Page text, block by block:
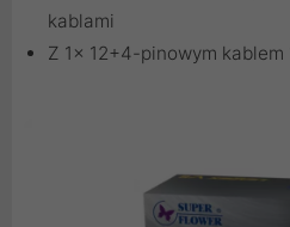
kablami
Z 1x 12+4-pinowym kablem